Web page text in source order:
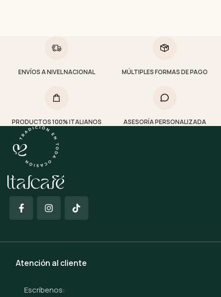
ENVÍOS A NIVEL NACIONAL MÚLTIPLES FORMAS DE PAGO
PRODUCTOS 100% ITALIANOS ASESORÍA PERSONALIZADA
Atención al cliente
Escríbenos: